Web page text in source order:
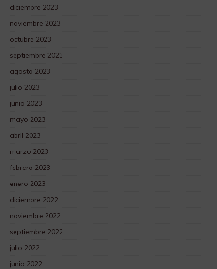
diciembre 2023
noviembre 2023
octubre 2023
septiembre 2023
agosto 2023
julio 2023
junio 2023
mayo 2023
abril 2023
marzo 2023
febrero 2023
enero 2023
diciembre 2022
noviembre 2022
septiembre 2022
julio 2022
junio 2022